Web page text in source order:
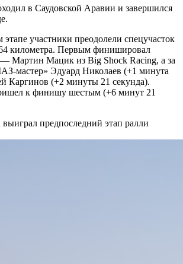
в Саудовской Аравии и завершился
участники преодолели спецучасток
километра. Первым финишировал
Мартин Мацик из Big Shock Racing, а за
мастер» Эдуард Николаев (+1 минута
Каргинов (+2 минуты 21 секунда).
к финишу шестым (+6 минут 21
предпоследний этап ралли